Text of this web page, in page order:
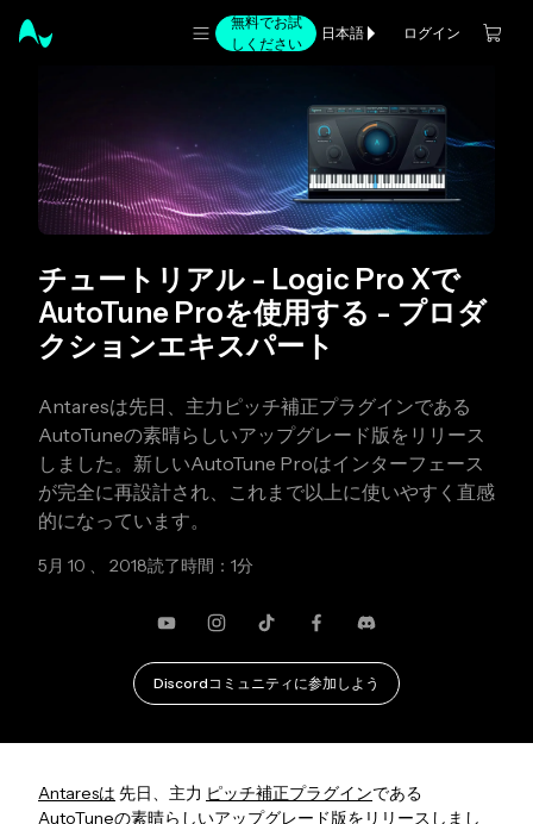
無料でお試
しください
日本語 ログイン
チュートリアル - Logic Pro Xで
AutoTune Proを使用する - プロダ
クションエキスパート
Antaresは先日、主力ピッチ補正プラグインである
AutoTuneの素晴らしいアップグレード版をリリース
しました。新しいAutoTune Proはインターフェース
が完全に再設計され、これまで以上に使いやすく直感
的になっています。
5月 10 、 2018読了時間：1分
YouTubeInstagram
TikTokFacebook
不和
Discordコミュニティに参加しよう
Antaresは 先日、主力 ピッチ補正プラグインである
AutoTuneの素晴らしいアップグレード版をリリースしまし